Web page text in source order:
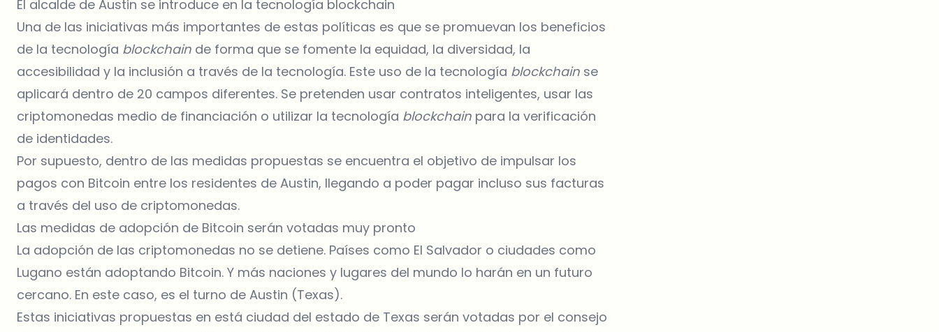
El alcalde de Austin se introduce en la tecnología blockchain
Una de las iniciativas más importantes de estas políticas es que se promuevan los beneficios
de la tecnología blockchain de forma que se fomente la equidad, la diversidad, la
accesibilidad y la inclusión a través de la tecnología. Este uso de la tecnología blockchain se
aplicará dentro de 20 campos diferentes. Se pretenden usar contratos inteligentes, usar las
criptomonedas medio de financiación o utilizar la tecnología blockchain para la verificación
de identidades.
Por supuesto, dentro de las medidas propuestas se encuentra el objetivo de impulsar los
pagos con Bitcoin entre los residentes de Austin, llegando a poder pagar incluso sus facturas
a través del uso de criptomonedas.
Las medidas de adopción de Bitcoin serán votadas muy pronto
La adopción de las criptomonedas no se detiene. Países como El Salvador o ciudades como
Lugano están adoptando Bitcoin. Y más naciones y lugares del mundo lo harán en un futuro
cercano. En este caso, es el turno de Austin (Texas).
Estas iniciativas propuestas en está ciudad del estado de Texas serán votadas por el consejo